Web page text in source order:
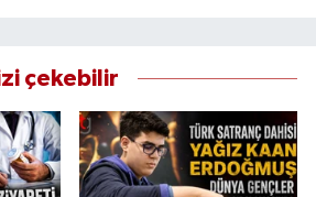
çekebilir